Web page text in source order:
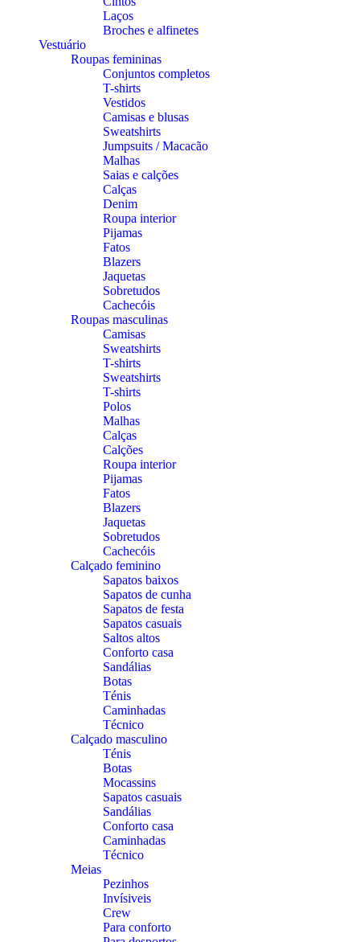
Laços
Broches e alfinetes
Vestuário
Roupas femininas
Conjuntos completos
T-shirts
Vestidos
Camisas e blusas
Sweatshirts
Jumpsuits / Macacão
Malhas
Saias e calções
Calças
Denim
Roupa interior
Pijamas
Fatos
Blazers
Jaquetas
Sobretudos
Cachecóis
Roupas masculinas
Camisas
Sweatshirts
T-shirts
Sweatshirts
T-shirts
Polos
Malhas
Calças
Calções
Roupa interior
Pijamas
Fatos
Blazers
Jaquetas
Sobretudos
Cachecóis
Calçado feminino
Sapatos baixos
Sapatos de cunha
Sapatos de festa
Sapatos casuais
Saltos altos
Conforto casa
Sandálias
Botas
Ténis
Caminhadas
Técnico
Calçado masculino
Ténis
Botas
Mocassins
Sapatos casuais
Sandálias
Conforto casa
Caminhadas
Técnico
Meias
Pezinhos
Invísiveis
Crew
Para conforto